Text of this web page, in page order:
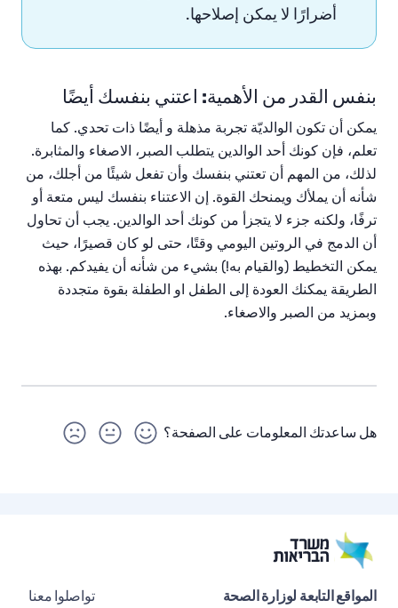
أضرارًا لا يمكن إصلاحها.
بنفس القدر من الأهمية: اعتني بنفسك أيضًا
يمكن أن تكون الوالديّة تجربة مذهلة و أيضًا ذات تحدي. كما
تعلم، فإن كونك أحد الوالدين يتطلب الصبر، الاصغاء والمثابرة.
لذلك، من المهم أن تعتني بنفسك وأن تفعل شيئًا من أجلك، من
شأنه أن يملأك ويمنحك القوة. إن الاعتناء بنفسك ليس متعة أو
ترفًا، ولكنه جزء لا يتجزأ من كونك أحد الوالدين. يجب أن تحاول
أن الدمج في الروتين اليومي وقتًا، حتى لو كان قصيرًا، حيث
يمكن التخطيط (والقيام به!) بشيء من شأنه أن يفيدكم. بهذه
الطريقة يمكنك العودة إلى الطفل او الطفلة بقوة متجددة
وبمزيد من الصبر والاصغاء.
هل ساعدتك المعلومات على الصفحة؟
المواقع التابعة لوزارة الصحة تواصلوا معنا